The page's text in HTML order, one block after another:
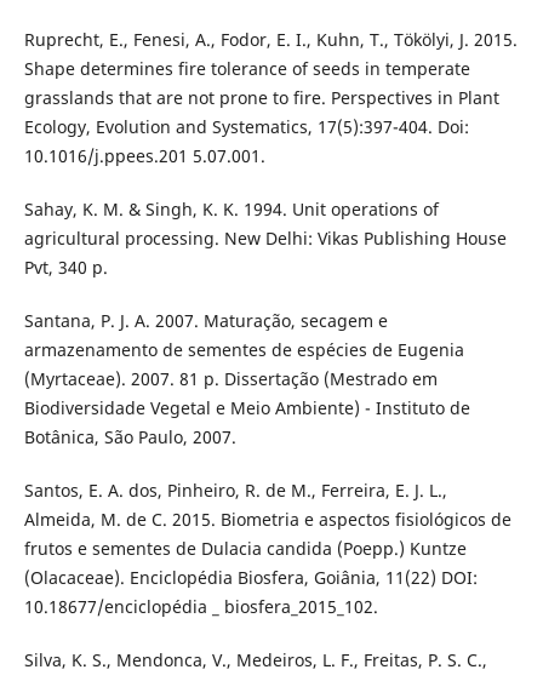
Ruprecht, E., Fenesi, A., Fodor, E. I., Kuhn, T., Tökölyi, J. 2015.
Shape determines fire tolerance of seeds in temperate
grasslands that are not prone to fire. Perspectives in Plant
Ecology, Evolution and Systematics, 17(5):397-404. Doi:
10.1016/j.ppees.201 5.07.001.
Sahay, K. M. & Singh, K. K. 1994. Unit operations of
agricultural processing. New Delhi: Vikas Publishing House
Pvt, 340 p.
Santana, P. J. A. 2007. Maturação, secagem e
armazenamento de sementes de espécies de Eugenia
(Myrtaceae). 2007. 81 p. Dissertação (Mestrado em
Biodiversidade Vegetal e Meio Ambiente) - Instituto de
Botânica, São Paulo, 2007.
Santos, E. A. dos, Pinheiro, R. de M., Ferreira, E. J. L.,
Almeida, M. de C. 2015. Biometria e aspectos fisiológicos de
frutos e sementes de Dulacia candida (Poepp.) Kuntze
(Olacaceae). Enciclopédia Biosfera, Goiânia, 11(22) DOI:
10.18677/enciclopédia _ biosfera_2015_102.
Silva, K. S., Mendonca, V., Medeiros, L. F., Freitas, P. S. C.,